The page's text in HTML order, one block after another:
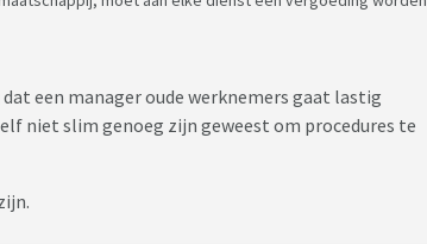
een manager oude werknemers gaat lastig
niet slim genoeg zijn geweest om procedures te